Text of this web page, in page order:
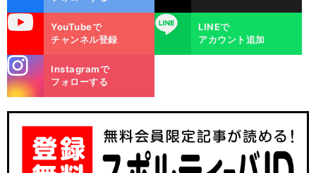
YouTubeで
チャンネル登録
LINE
LINEで
アカウント追加
m
Instagramで
フォローする